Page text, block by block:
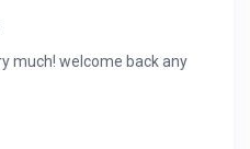
much! welcome back any